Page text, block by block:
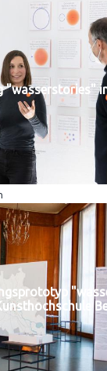
"wasserstories"